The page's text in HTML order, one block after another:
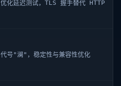
优化延迟测试，TLS 握手替代 HTTP
代号"澜"，稳定性与兼容性优化